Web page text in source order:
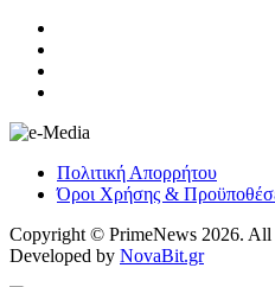
Πολιτική Απορρήτου
Όροι Χρήσης &
Copyright © PrimeNews 2026. All
Developed by NovaBit.gr